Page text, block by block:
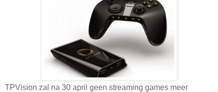
TPVision zal na 30 april geen streaming games meer